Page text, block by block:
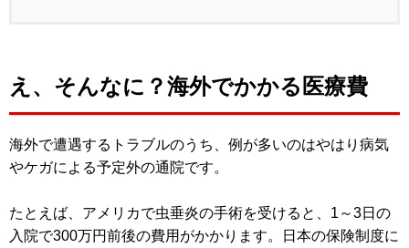
え、そんなに？海外でかかる医療費
海外で遭遇するトラブルのうち、例が多いのはやはり病気
やケガによる予定外の通院です。
たとえば、アメリカで虫垂炎の手術を受けると、1～3日の
入院で300万円前後の費用がかかります。日本の保険制度に